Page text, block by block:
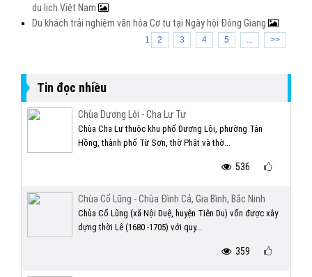
du lịch Việt Nam
Du khách trải nghiệm văn hóa Cơ tu tại Ngày hội Đông Giang
1 2 3 4 5 ... >>
Tin đọc nhiều
Chùa Dương Lôi - Cha Lư Tự
Chùa Cha Lư thuộc khu phố Dương Lôi, phường Tân
Hồng, thành phố Từ Sơn, thờ Phật và thờ...
536
Chùa Cổ Lũng - Chùa Đình Cả, Gia Bình, Bắc Ninh
Chùa Cổ Lũng (xã Nội Duệ, huyện Tiên Du) vốn được xây
dựng thời Lê (1680 -1705) với quy...
359